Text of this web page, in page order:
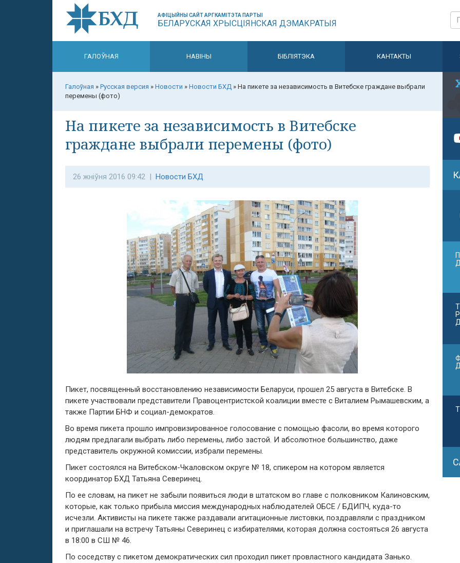
АФІЦЫЙНЫ САЙТ АРГКАМІТЭТА ПАРТЫІ
БЕЛАРУСКАЯ ХРЫСЦІЯНСКАЯ ДЭМАКРАТЫЯ
ГАЛОЎНАЯ НАВІНЫ БІБЛІЯТЭКА КАНТАКТЫ
Галоўная » Русская версия » Новости » Новости БХД » На пикете за независимость в Витебске граждане выбрали
перемены (фото)
На пикете за независимость в Витебске
граждане выбрали перемены (фото)
26 жніўня 2016 09:42 | Новости БХД
Пикет, посвященный восстановлению независимости Беларуси, прошел 25 августа в Витебске. В
пикете участвовали представители Правоцентристской коалиции вместе с Виталием Рымашевским, а
также Партии БНФ и социал-демократов.
Во время пикета прошло импровизированное голосование с помощью фасоли, во время которого
людям предлагали выбрать либо перемены, либо застой. И абсолютное большинство, даже
представитель окружной комиссии, избрали перемены.
Пикет состоялся на Витебском-Чкаловском округе № 18, спикером на котором является
координатор БХД Татьяна Северинец.
По ее словам, на пикет не забыли появиться люди в штатском во главе с полковником Калиновским,
которые, как только прибыла миссия международных наблюдателей ОБСЕ / БДИПЧ, куда-то
исчезли. Активисты на пикете также раздавали агитационные листовки, поздравляли с праздником
и приглашали на встречу Татьяны Северинец с избирателями, которая должна состояться 26 августа
в 18:00 в СШ № 46.
По соседству с пикетом демократических сил проходил пикет провластного кандидата Занько.